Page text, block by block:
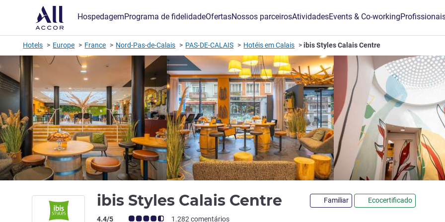
HospedagemPrograma de fidelidadeOfertasNossos parceirosAtividadesEvents & Co-working
Hotels Europe France Nord-Pas-de-Calais PAS-DE-CALAIS Hotéis em Calais ibis Styles Calais Centre
ibis Styles Calais Centre 3 estrelas
Familiar Ecocertificado
Classificação clientes Avis (Classificação ALL)
4.4/5 1.282 comentários